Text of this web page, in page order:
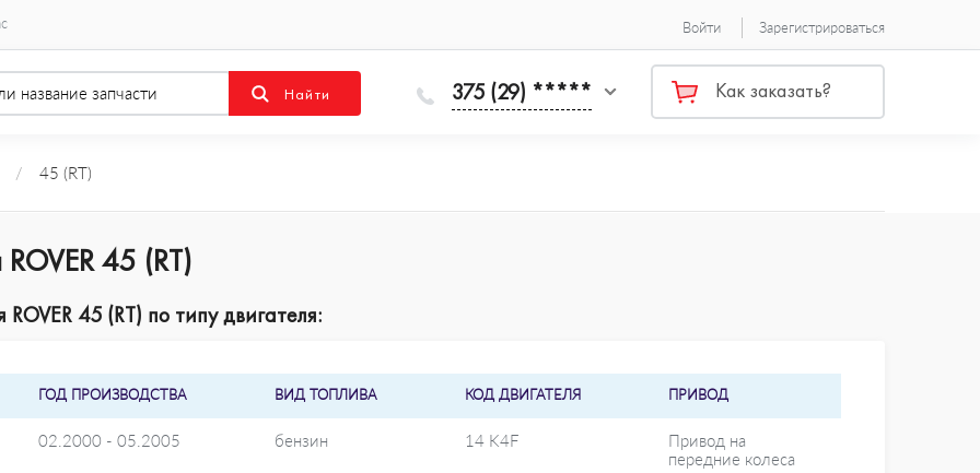
Войти Зарегистрироваться
375 (29) ***** Как заказать?
/ 45 (RT)
45 (RT)
45 (RT) по типу двигателя:
ГОД ПРОИЗВОДСТВА ВИД ТОПЛИВА КОД ДВИГАТЕЛЯ ПРИВОД
02.2000 - 05.2005 бензин 14 K4F
Привод на
передние колеса